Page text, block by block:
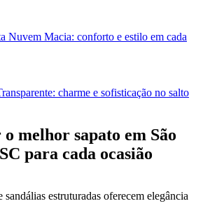
Nuvem Macia: conforto e estilo em cada
charme e sofisticação no salto
melhor sapato em São
para cada ocasião
estruturadas oferecem elegância